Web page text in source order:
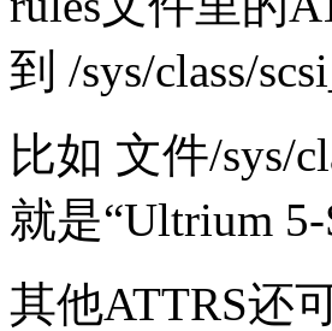
到 /sys/class/
比如 文件/sys/
就是“Ultrium 5-
其他ATTRS还